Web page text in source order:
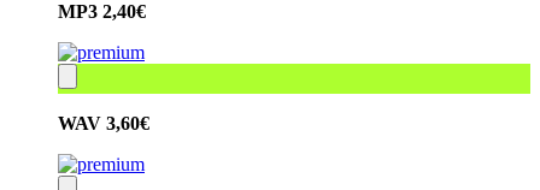
MP3 2,40€
WAV 3,60€